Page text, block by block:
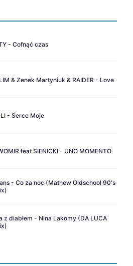
- Cofnąć czas
& Zenek Martyniuk & RAIDER - Love
- Serce Moje
feat SIENICKI - UNO MOMENTO
- Co za noc (Mathew Oldschool 90's
z diabłem - Nina Lakomy (DA LUCA